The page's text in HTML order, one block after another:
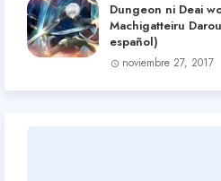
Dungeon ni Deai
Machigatteiru
español)
noviembre 27, 2017